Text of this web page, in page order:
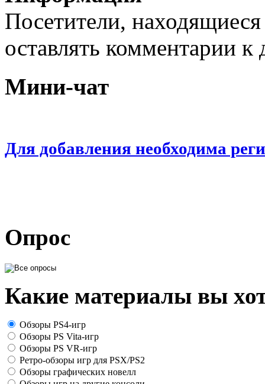
Посетители,
оставлять комментарии
Мини-чат
Для добавления необходима
Опрос
Какие материалы вы
Обзоры PS4-игр
Обзоры PS Vita-игр
Обзоры PS VR-игр
Ретро-обзоры игр для PSX/PS2
Обзоры графических новелл